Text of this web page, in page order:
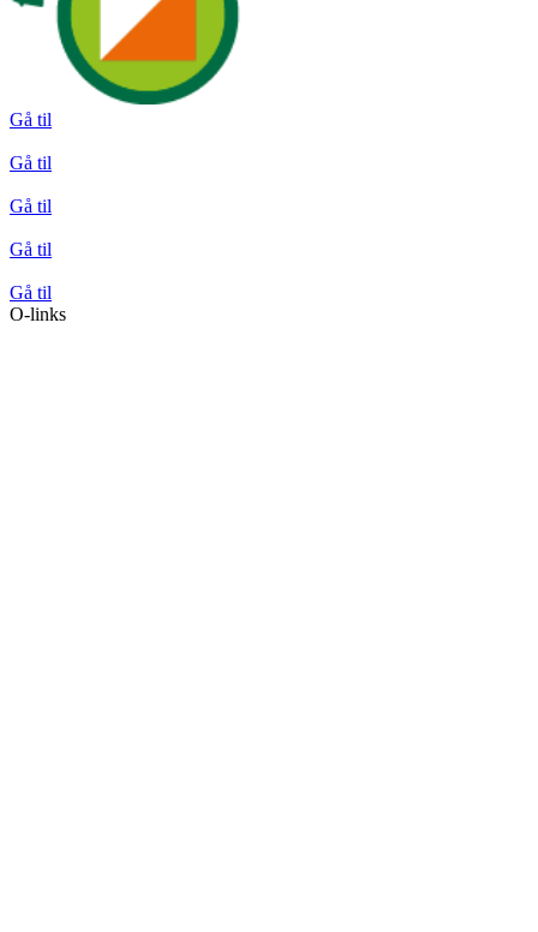
Gå til
Gå til
Gå til
Gå til
Gå til
O-links